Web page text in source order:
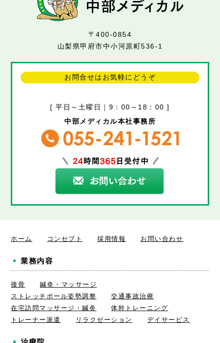
〒400-0854
山梨県甲府市中小河原町536-1
お問合せはお気軽にどうぞ
[ 平日～土曜日｜9：00～18：00 ]
中部メディカル本社事務所
ホーム コンセプト 採用情報 お問い合わせ
業務内容
接骨
鍼灸・マッサージ
ストレッチポール姿勢調整
交通事故治療
在宅訪問マッサージ・鍼灸
体幹トレーニング
トレーナー派遣
リラクゼーション デイサービス